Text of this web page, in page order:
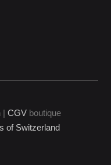
CGVboutique
of Switzerland